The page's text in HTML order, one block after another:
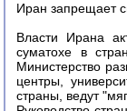
Иран запрещает
Власти Ирана
суматохе в
Министерство
центры,
страны, ведут